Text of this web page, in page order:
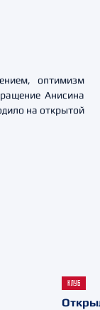
оптимизм
Анисина
на открытой
КЛУБ